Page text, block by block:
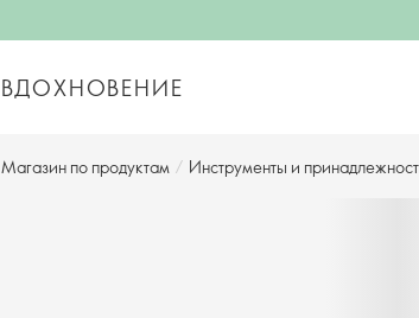
ВДОХНОВЕНИЕ
Магазин по продуктам / Инструменты и